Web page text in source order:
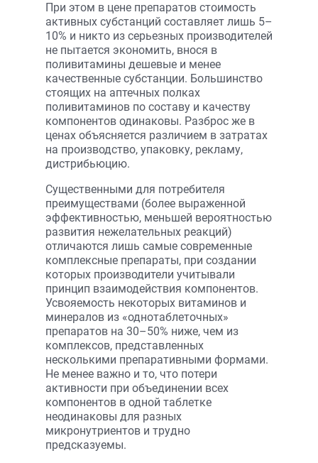
При этом в цене препаратов стоимость
активных субстанций составляет лишь 5–
10% и никто из серьезных производителей
не пытается экономить, внося в
поливитамины дешевые и менее
качественные субстанции. Большинство
стоящих на аптечных полках
поливитаминов по составу и качеству
компонентов одинаковы. Разброс же в
ценах объясняется различием в затратах
на производство, упаковку, рекламу,
дистрибьюцию.
Существенными для потребителя
преимуществами (более выраженной
эффективностью, меньшей вероятностью
развития нежелательных реакций)
отличаются лишь самые современные
комплексные препараты, при создании
которых производители учитывали
принцип взаимодействия компонентов.
Усвояемость некоторых витаминов и
минералов из «однотаблеточных»
препаратов на 30–50% ниже, чем из
комплексов, представленных
несколькими препаративными формами.
Не менее важно и то, что потери
активности при объединении всех
компонентов в одной таблетке
неодинаковы для разных
микронутриентов и трудно
предсказуемы.